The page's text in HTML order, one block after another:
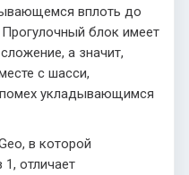
вплоть до
блок имеет
а значит,
с шасси,
укладывающимся
в которой
1, отличает